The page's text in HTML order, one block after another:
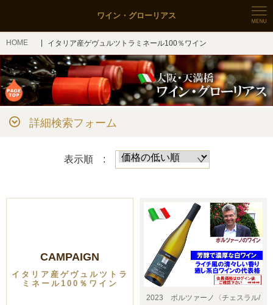
ワイン・グローリアス
HOME イタリア産ゲヴュルツトラミネール100％ワイン
詳細検索フォーム
表示順 :
CAMPAIGN
イタリア産ゲヴュルツトラ
ミネール100％ワイン
2023 ボルツァーノ〈チェスラル/